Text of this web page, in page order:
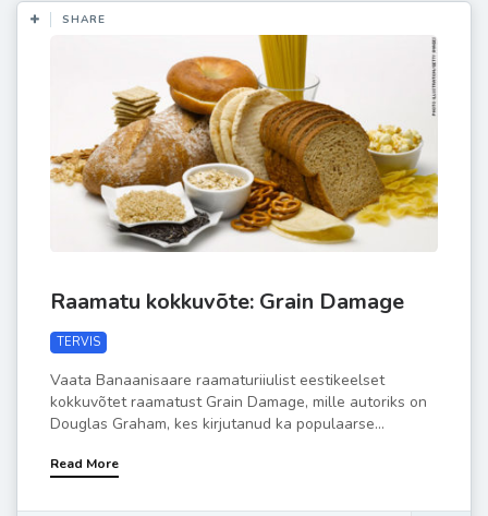
SHARE
Raamatu kokkuvõte: Grain Damage
TERVIS
Vaata Banaanisaare raamaturiiulist eestikeelset
kokkuvõtet raamatust Grain Damage, mille autoriks on
Douglas Graham, kes kirjutanud ka populaarse...
Read More